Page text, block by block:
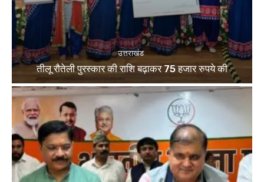
उत्तराखंड
तीलू रौतेली पुरस्कार की राशि बढ़ाकर 75 हजार रुपये की